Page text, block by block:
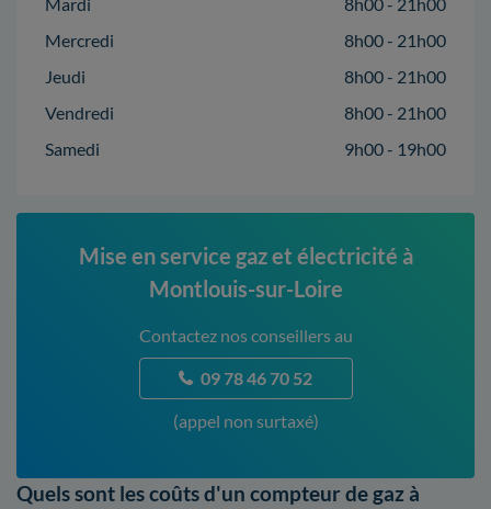
Mercredi
8h00 - 21h00
Jeudi
8h00 - 21h00
Vendredi
8h00 - 21h00
Samedi
9h00 - 19h00
Mise en service gaz et électricité à
Montlouis-sur-Loire
Contactez nos conseillers au
09 78 46 70 52
(appel non surtaxé)
Quels sont les coûts d'un compteur de gaz à